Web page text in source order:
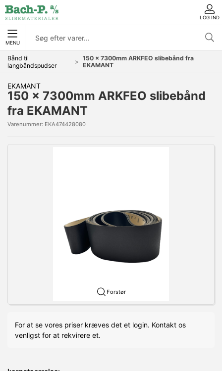
LOG IND
MENU
Bånd til
langbåndspudser
150 x 7300mm ARKFEO slibebånd fra
EKAMANT
EKAMANT
150 x 7300mm ARKFEO slibebånd
fra EKAMANT
Varenummer: EKA474428080
Forstør
For at se vores priser kræves det et login. Kontakt os
venligst for at rekvirere et.